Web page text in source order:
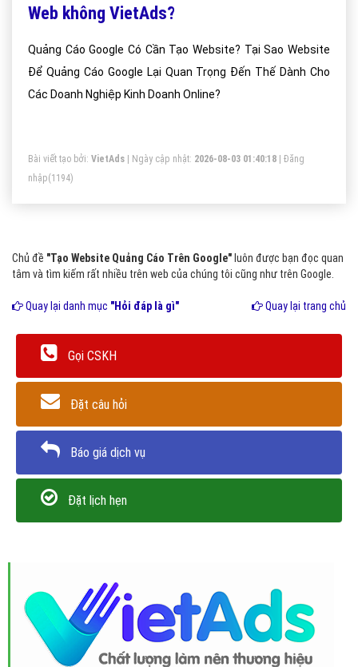
Web không VietAds?
Quảng Cáo Google Có Cần Tạo Website? Tại Sao Website
Để Quảng Cáo Google Lại Quan Trọng Đến Thế Dành Cho
Các Doanh Nghiệp Kinh Doanh Online?
Bài viết tạo bởi: VietAds | Ngày cập nhật: 2026-08-03 01:40:18
Đăng
nhập(1194)
Chủ đề "Tạo Website Quảng Cáo Trên Google" luôn được bạn đọc quan
tâm và tìm kiếm rất nhiều trên web của chúng tôi cũng như trên Google.
Quay lại danh mục "Hỏi đáp là gì" Quay lại trang chủ
Gọi CSKH
Đặt câu hỏi
Báo giá dịch vụ
Đặt lịch hẹn